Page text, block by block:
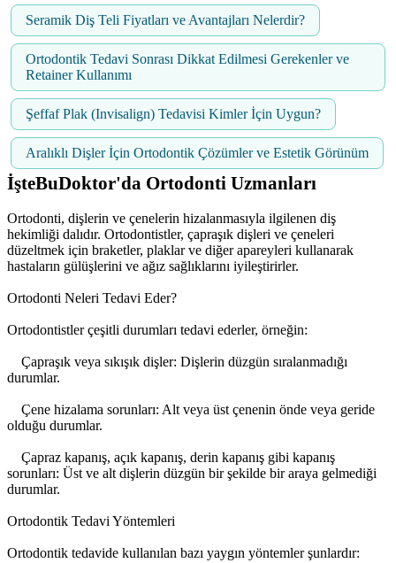
Seramik Diş Teli Fiyatları ve Avantajları Nelerdir?
Ortodontik Tedavi Sonrası Dikkat Edilmesi Gerekenler ve
Retainer Kullanımı
Şeffaf Plak (Invisalign) Tedavisi Kimler İçin Uygun?
Aralıklı Dişler İçin Ortodontik Çözümler ve Estetik Görünüm
İşteBuDoktor'da Ortodonti Uzmanları
Ortodonti, dişlerin ve çenelerin hizalanmasıyla ilgilenen diş
hekimliği dalıdır. Ortodontistler, çapraşık dişleri ve çeneleri
düzeltmek için braketler, plaklar ve diğer apareyleri kullanarak
hastaların gülüşlerini ve ağız sağlıklarını iyileştirirler.
Ortodonti Neleri Tedavi Eder?
Ortodontistler çeşitli durumları tedavi ederler, örneğin:
Çapraşık veya sıkışık dişler: Dişlerin düzgün sıralanmadığı
durumlar.
Çene hizalama sorunları: Alt veya üst çenenin önde veya geride
olduğu durumlar.
Çapraz kapanış, açık kapanış, derin kapanış gibi kapanış
sorunları: Üst ve alt dişlerin düzgün bir şekilde bir araya gelmediği
durumlar.
Ortodontik Tedavi Yöntemleri
Ortodontik tedavide kullanılan bazı yaygın yöntemler şunlardır: